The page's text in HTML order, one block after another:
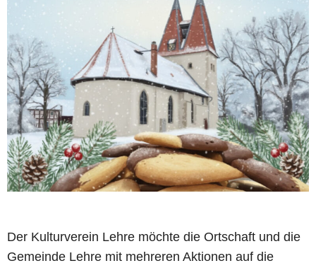
Der Kulturverein Lehre möchte die Ortschaft und die
Gemeinde Lehre mit mehreren Aktionen auf die